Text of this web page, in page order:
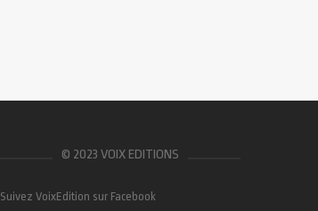
© 2023 VOIX EDITIONS
Suivez VoixEdition sur Facebook